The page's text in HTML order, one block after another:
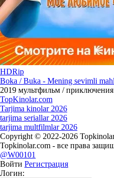
HDRip
Boka / Buka - Mening sevimli
2019 мультфильм /
TopKinolar.com
Tarjima kinolar 2026
tarjima seriallar 2026
tarjima multfilmlar 2026
Copyright © 2022-2026
Topkinolar.com - все права
@W00101
Войти Регистрация
Логин: